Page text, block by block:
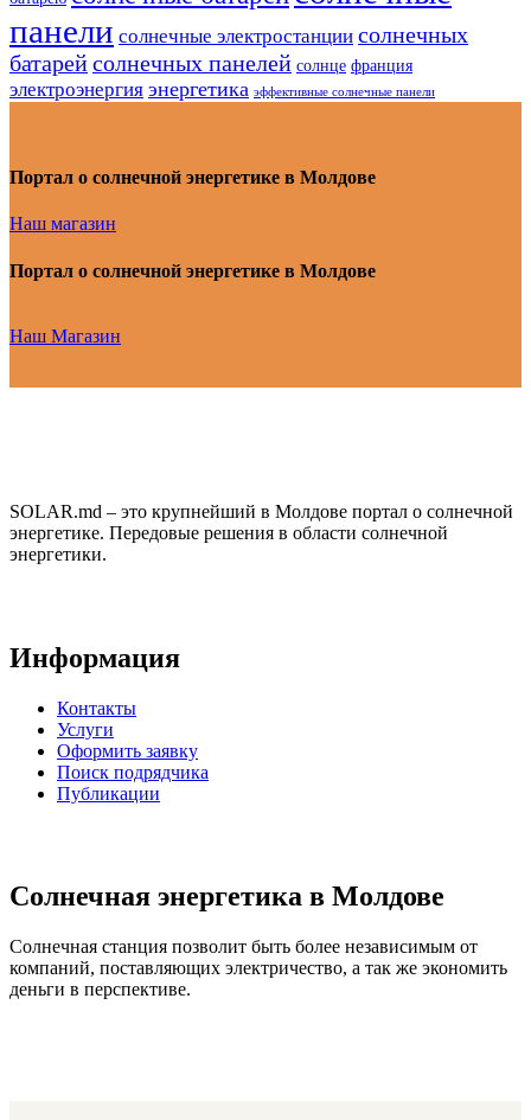
панели солнечные электростанции солнечных
батарейсолнечных панелей солнце франция
электроэнергия энергетика эффективные солнечные панели
Портал о солнечной энергетике в Молдове
Наш магазин
Портал о солнечной энергетике в Молдове
Наш Магазин
SOLAR.md – это крупнейший в Молдове портал о солнечной
энергетике. Передовые решения в области солнечной
энергетики.
Информация
Контакты
Услуги
Оформить заявку
Поиск подрядчика
Публикации
Солнечная энергетика в Молдове
Солнечная станция позволит быть более независимым от
компаний, поставляющих электричество, а так же экономить
деньги в перспективе.